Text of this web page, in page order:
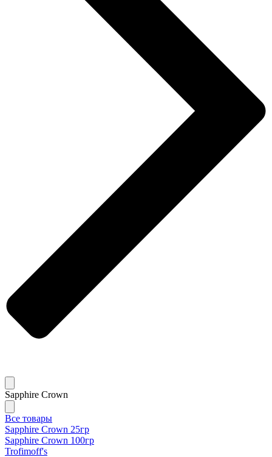
Sapphire Crown
Все товары
Sapphire Crown 25гр
Sapphire Crown 100гр
Trofimoff's